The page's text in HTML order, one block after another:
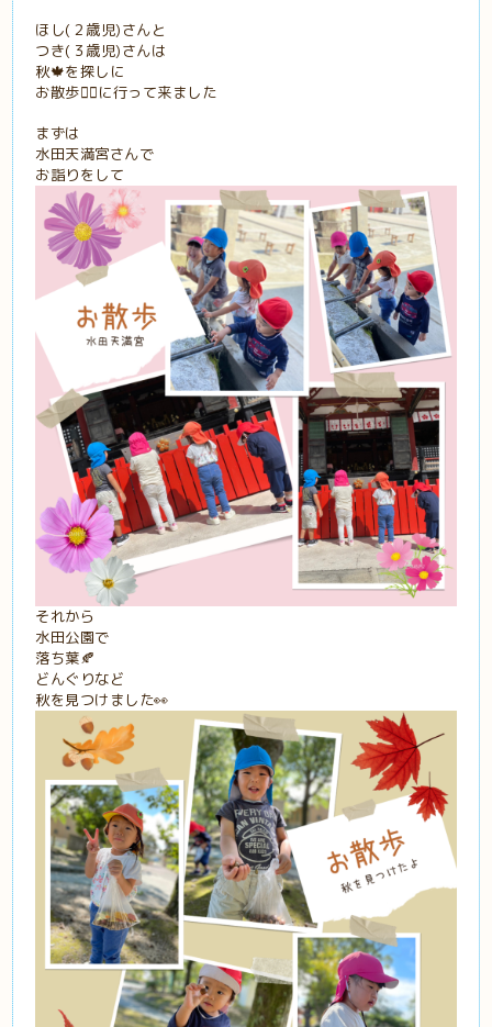
ほし(２歳児)さんと
つき(３歳児)さんは
秋🍁を探しに
お散歩🚶‍♀️に行って来ました
まずは
水田天満宮さんで
お詣りをして
それから
水田公園で
落ち葉🍂
どんぐりなど
秋を見つけました👀